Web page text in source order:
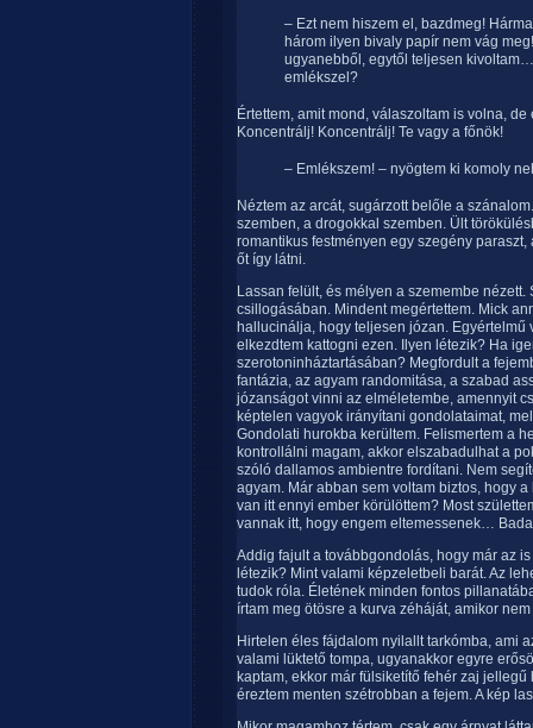
– Ezt nem hiszem el, bazdmeg!
három ilyen bivaly papír nem vág
ugyanebből, egytől teljesen
emlékszel?
Értettem, amit mond, válaszoltam is volna,
Koncentrálj! Koncentrálj! Te vagy a főnök!
– Emlékszem! – nyögtem ki komoly
Néztem az arcát, sugárzott belőle a
szemben, a drogokkal szemben. Ült
romantikus festményen egy szegény
őt így látni.
Lassan felült, és mélyen a szemembe
csillogásában. Mindent megértettem. Mick
hallucinálja, hogy teljesen józan. Egyértelmű
elkezdtem kattogni ezen. Ilyen létezik? Ha
szerotoninháztartásában? Megfordult a
fantázia, az agyam randomitása, a szabad
józanságot vinni az elméletembe, amennyit
képtelen vagyok irányítani gondolataimat,
Gondolati hurokba kerültem. Felismertem a
kontrollálni magam, akkor elszabadulhat a
szóló dallamos ambientre fordítani. Nem
agyam. Már abban sem voltam biztos, hogy
van itt ennyi ember körülöttem? Most
vannak itt, hogy engem eltemessenek…
Addig fajult a továbbgondolás, hogy már az
létezik? Mint valami képzeletbeli barát. Az
tudok róla. Életének minden fontos
írtam meg ötösre a kurva zéháját, amikor
Hirtelen éles fájdalom nyilallt tarkómba, ami
valami lüktető tompa, ugyanakkor egyre
kaptam, ekkor már fülsiketítő fehér zaj
éreztem menten szétrobban a fejem. A kép